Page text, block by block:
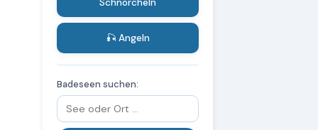
🎣 Angeln
Badeseen suchen: